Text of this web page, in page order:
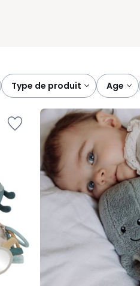
type de produit age